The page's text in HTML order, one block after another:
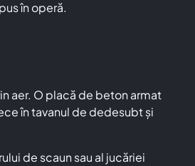
în operă.
aer. O placă de beton armat
în tavanul de dedesubt și
de scaun sau al jucăriei